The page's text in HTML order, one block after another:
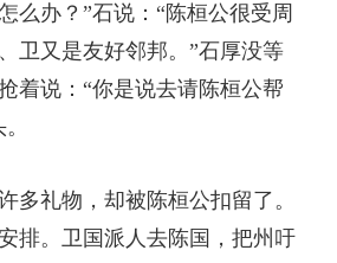
么办？”石说：“陈桓公很受周
卫又是友好邻邦。”石厚没等
着说：“你是说去请陈桓公帮
多礼物，却被陈桓公扣留了。
排。卫国派人去陈国，把州吁